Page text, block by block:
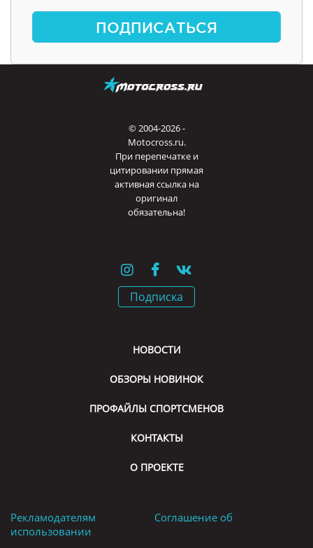
ПОДПИСАТЬСЯ
© 2004-2026 -
Motocross.ru.
При перепечатке и
цитировании прямая
активная ссылка на
оригинал
обязательна!
Подписка
НОВОСТИ
ОБЗОРЫ НОВИНОК
ПРОФАЙЛЫ СПОРТСМЕНОВ
КОНТАКТЫ
О ПРОЕКТЕ
Рекламодателям
Соглашение об
использовании